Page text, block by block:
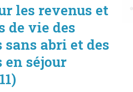
les revenus et
de vie des
sans abri et des
en séjour